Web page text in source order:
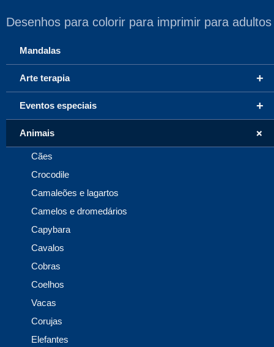
Desenhos para colorir para imprimir para adultos
Mandalas
+
Arte terapia
+
Eventos especiais
+
Animais
Cães
Crocodile
Camaleões e lagartos
Camelos e dromedários
Capybara
Cavalos
Cobras
Coelhos
Vacas
Corujas
Elefantes